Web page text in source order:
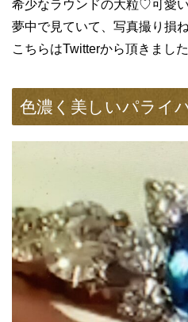
希少なラウンドの大粒♡可愛い
夢中で見ていて、写真撮り損
こちらはTwitterから頂きまし
色濃く美しいパライ